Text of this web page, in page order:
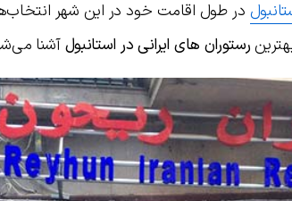
در طول اقامت خود در این شهر
رستوران های ایرانی در استانبولآشنا